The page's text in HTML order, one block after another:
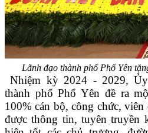
Lãnh đạo thành phố Phổ Yên
Nhiệm kỳ 2024 - 2029,
thành phố Phổ Yên đề ra
100% cán bộ, công chức,
được thông tin, tuyên truyền